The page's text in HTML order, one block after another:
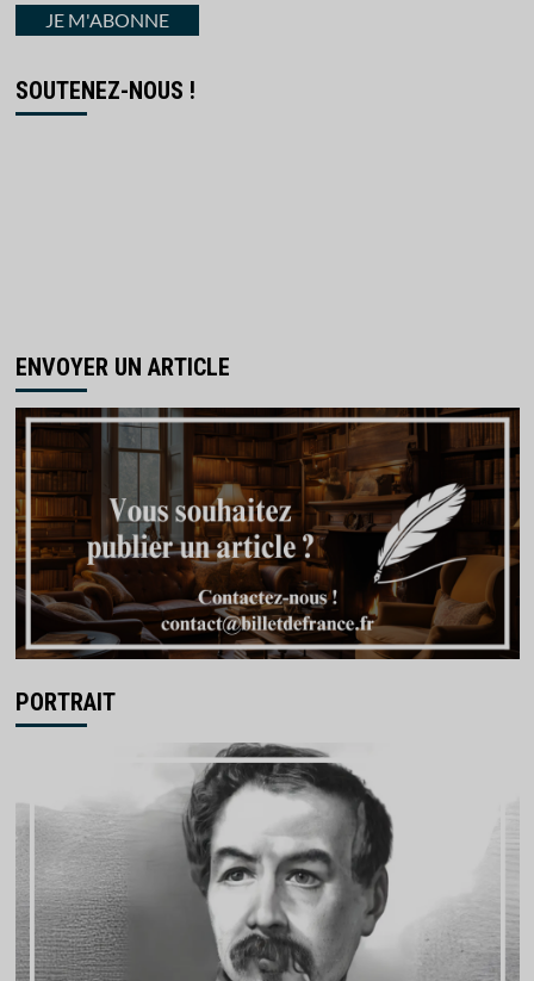
courrielJE M'ABONNE
SOUTENEZ-NOUS !
ENVOYER UN ARTICLE
PORTRAIT